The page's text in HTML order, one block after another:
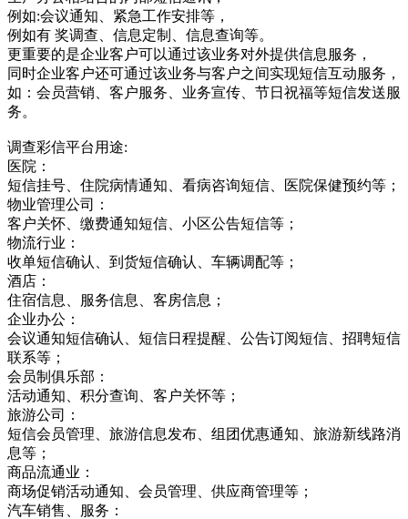
例如:会议通知、紧急工作安排等，
例如有 奖调查、信息定制、信息查询等。
更重要的是企业客户可以通过该业务对外提供信息服务，
同时企业客户还可通过该业务与客户之间实现短信互动服务，
如：会员营销、客户服务、业务宣传、节日祝福等短信发送服
务。
调查彩信平台用途:
医院：
短信挂号、住院病情通知、看病咨询短信、医院保健预约等；
物业管理公司：
客户关怀、缴费通知短信、小区公告短信等；
物流行业：
收单短信确认、到货短信确认、车辆调配等；
酒店：
住宿信息、服务信息、客房信息；
企业办公：
会议通知短信确认、短信日程提醒、公告订阅短信、招聘短信
联系等；
会员制俱乐部：
活动通知、积分查询、客户关怀等；
旅游公司：
短信会员管理、旅游信息发布、组团优惠通知、旅游新线路消
息等；
商品流通业：
商场促销活动通知、会员管理、供应商管理等；
汽车销售、服务：